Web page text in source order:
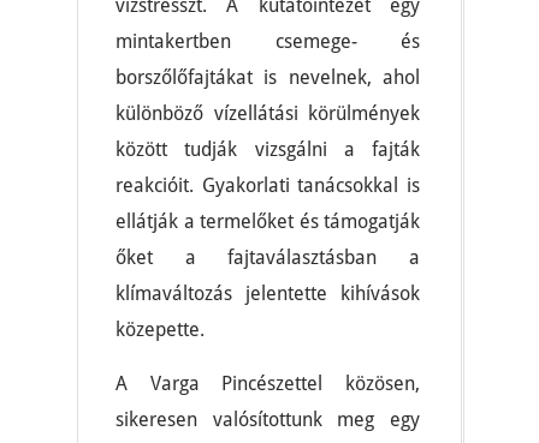
vízstresszt. A kutatóintézet egy
mintakertben csemege- és
borszőlőfajtákat is nevelnek, ahol
különböző vízellátási körülmények
között tudják vizsgálni a fajták
reakcióit. Gyakorlati tanácsokkal is
ellátják a termelőket és támogatják
őket a fajtaválasztásban a
klímaváltozás jelentette kihívások
közepette.
A Varga Pincészettel közösen,
sikeresen valósítottunk meg egy